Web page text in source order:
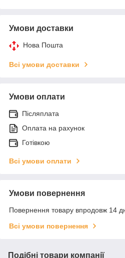
Умови доставки
Нова Пошта
Всі умови доставки
Умови оплати
Післяплата
Оплата на рахунок
Готівкою
Всі умови оплати
Умови повернення
Повернення товару впродовж 14
Всі умови повернення
Подібні товари компанії